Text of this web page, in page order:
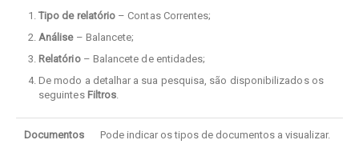
Tipo de relatório – Contas Correntes;
Análise– Balancete;
Relatório– Balancete de entidades;
De modo a detalhar a sua pesquisa, são disponibilizados os
seguintes Filtros.
Documentos Pode indicar os tipos de documentos a visualizar.